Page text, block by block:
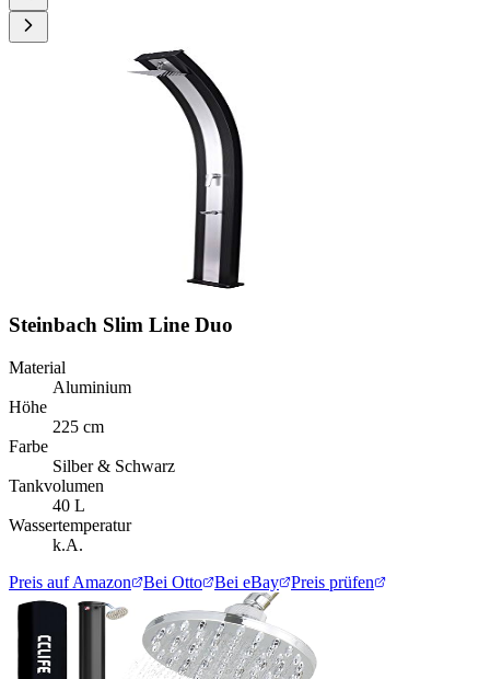
Steinbach Slim Line Duo
Material
Aluminium
Höhe
225 cm
Farbe
Silber & Schwarz
Tankvolumen
40 L
Wassertemperatur
k.A.
Preis auf Amazon
Bei Otto Bei eBay Preis prüfen